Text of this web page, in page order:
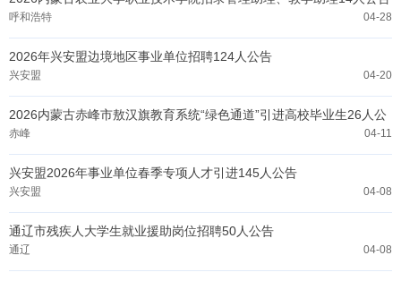
04-28
呼和浩特
2026年兴安盟边境地区事业单位招聘124人公告
04-20
兴安盟
2026内蒙古赤峰市敖汉旗教育系统“绿色通道”引进高校毕业生26人公
告
04-11
赤峰
兴安盟2026年事业单位春季专项人才引进145人公告
04-08
兴安盟
通辽市残疾人大学生就业援助岗位招聘50人公告
04-08
通辽